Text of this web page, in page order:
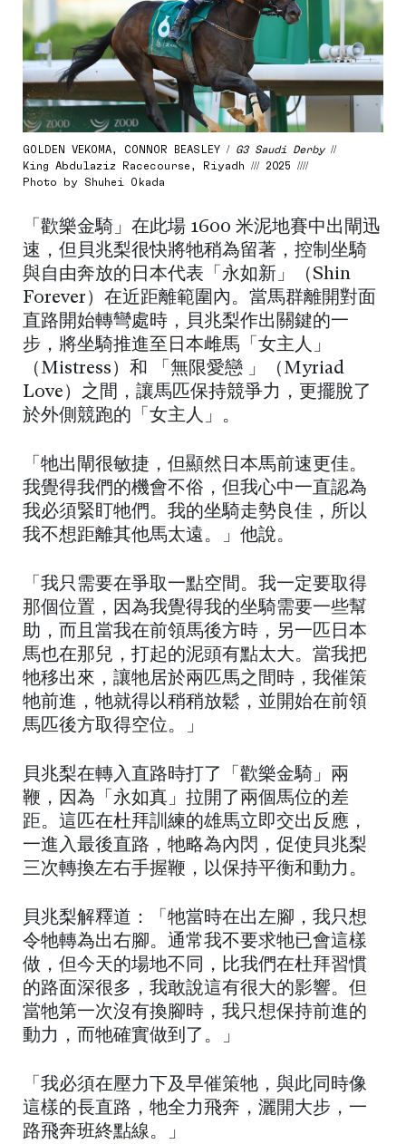
GOLDEN VEKOMA, CONNOR BEASLEY / G3 Saudi Derby//
King Abdulaziz Racecourse, Riyadh /// 2025 ////
Photo by Shuhei Okada
「歡樂金騎」在此場 1600 米泥地賽中出閘迅
速，但貝兆梨很快將牠稍為留著，控制坐騎
與自由奔放的日本代表「永如新」（Shin
Forever）在近距離範圍內。當馬群離開對面
直路開始轉彎處時，貝兆梨作出關鍵的一
步，將坐騎推進至日本雌馬「女主人」
（Mistress）和 「無限愛戀 」（Myriad
Love）之間，讓馬匹保持競爭力，更擺脫了
於外側競跑的「女主人」。
「牠出閘很敏捷，但顯然日本馬前速更佳。
我覺得我們的機會不俗，但我心中一直認為
我必須緊盯牠們。我的坐騎走勢良佳，所以
我不想距離其他馬太遠。」他說。
「我只需要在爭取一點空間。我一定要取得
那個位置，因為我覺得我的坐騎需要一些幫
助，而且當我在前領馬後方時，另一匹日本
馬也在那兒，打起的泥頭有點太大。當我把
牠移出來，讓牠居於兩匹馬之間時，我催策
牠前進，牠就得以稍稍放鬆，並開始在前領
馬匹後方取得空位。」
貝兆梨在轉入直路時打了「歡樂金騎」兩
鞭，因為「永如真」拉開了兩個馬位的差
距。這匹在杜拜訓練的雄馬立即交出反應，
一進入最後直路，牠略為內閃，促使貝兆梨
三次轉換左右手握鞭，以保持平衡和動力。
貝兆梨解釋道：「牠當時在出左腳，我只想
令牠轉為出右腳。通常我不要求牠已會這樣
做，但今天的場地不同，比我們在杜拜習慣
的路面深很多，我敢說這有很大的影響。但
當牠第一次沒有換腳時，我只想保持前進的
動力，而牠確實做到了。」
「我必須在壓力下及早催策牠，與此同時像
這樣的長直路，牠全力飛奔，灑開大步，一
路飛奔班終點線。」